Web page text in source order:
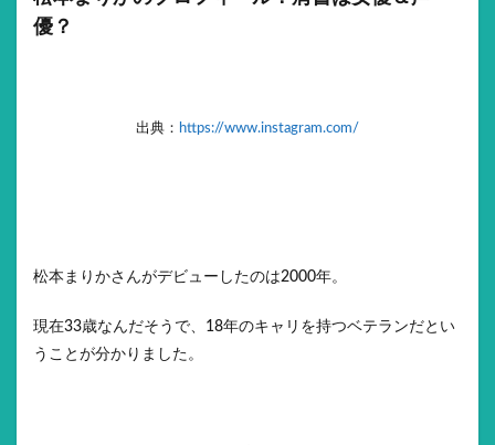
優？
出典： https://www.instagram.com/
松本まりかさんがデビューしたのは2000年。
現在33歳なんだそうで、18年のキャリを持つベテランだとい
うことが分かりました。